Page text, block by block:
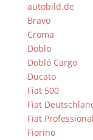
autobild.de
Bravo
Croma
Doblo
Dobló Cargo
Ducato
Fiat 500
Fiat
Fiat Professional
Fiorino